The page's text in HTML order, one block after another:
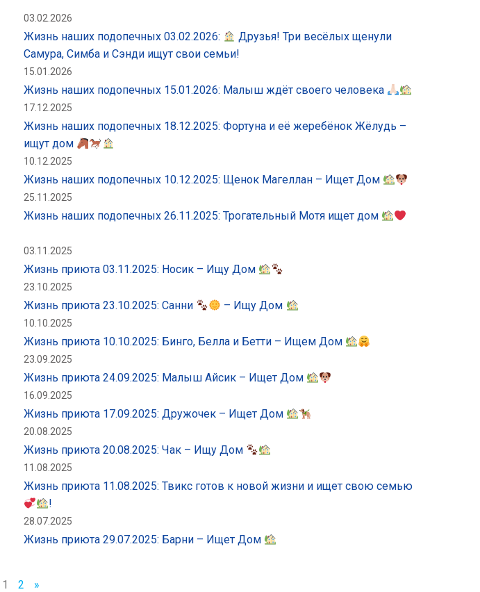
03.02.2026
Жизнь наших подопечных 03.02.2026:
Друзья! Три весёлых щенули
Самура, Симба и Сэнди ищут свои семьи!
15.01.2026
Жизнь наших подопечных 15.01.2026: Малыш ждёт своего человека
17.12.2025
Жизнь наших подопечных 18.12.2025: Фортуна и её жеребёнок Жёлудь –
ищут дом
10.12.2025
Жизнь наших подопечных 10.12.2025: Щенок Магеллан – Ищет Дом
25.11.2025
Жизнь наших подопечных 26.11.2025: Трогательный Мотя ищет дом
03.11.2025
Жизнь приюта 03.11.2025: Носик – Ищу Дом
23.10.2025
Жизнь приюта 23.10.2025: Санни – Ищу Дом
10.10.2025
Жизнь приюта 10.10.2025: Бинго, Белла и Бетти – Ищем Дом
23.09.2025
Жизнь приюта 24.09.2025: Малыш Айсик – Ищет Дом
16.09.2025
Жизнь приюта 17.09.2025: Дружочек – Ищет Дом
20.08.2025
Жизнь приюта 20.08.2025: Чак – Ищу Дом
11.08.2025
Жизнь приюта 11.08.2025: Твикс готов к новой жизни и ищет свою семью
!
28.07.2025
Жизнь приюта 29.07.2025: Барни – Ищет Дом
1 2 »